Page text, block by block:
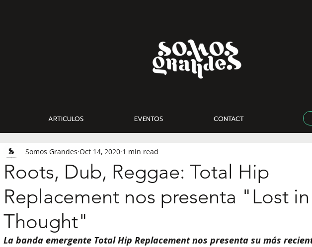
ARTICULOS EVENTOS CONTACT
Roots, Dub, Reggae: Total Hip
Replacement nos presenta "Lost in
Thought"
Somos Grandes Oct 14, 2020 1 min read
La banda emergente Total Hip Replacement nos presenta su más